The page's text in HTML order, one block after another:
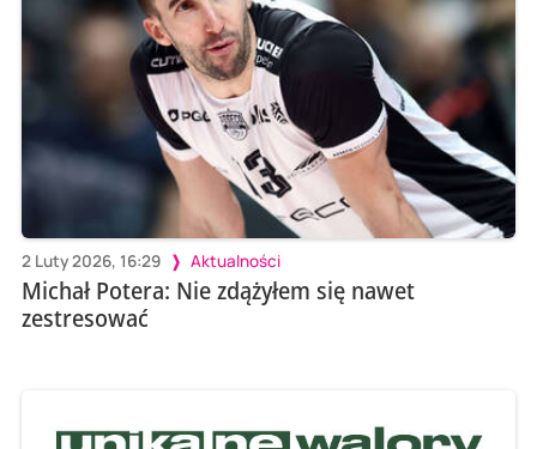
2 Luty 2026, 16:29 Aktualności
Michał Potera: Nie zdążyłem się nawet
zestresować